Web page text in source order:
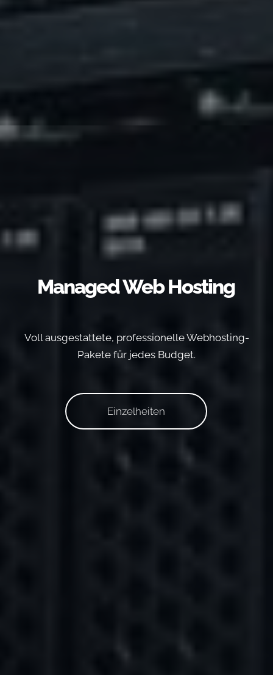
Managed Web Hosting
Voll ausgestattete, professionelle Webhosting-
Pakete für jedes Budget.
Einzelheiten